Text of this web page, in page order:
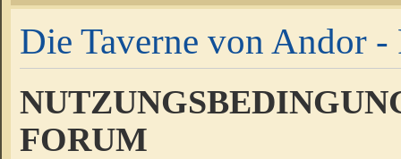
Die Taverne von Andor -
FORUM